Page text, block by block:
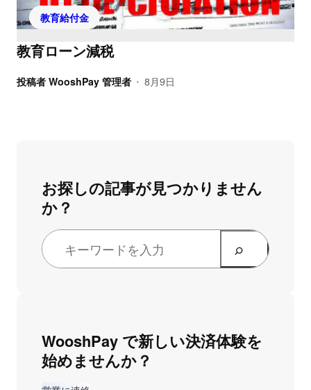
教育給付金
教育ローン減税
投稿者 WooshPay 管理者 • 8月9日
お探しの記事が見つかりません
か？
WooshPay で新しい決済体験を
始めませんか？